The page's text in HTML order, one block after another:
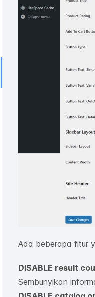
Ada beberapa fitur
DISABLE result
Sembunyikan